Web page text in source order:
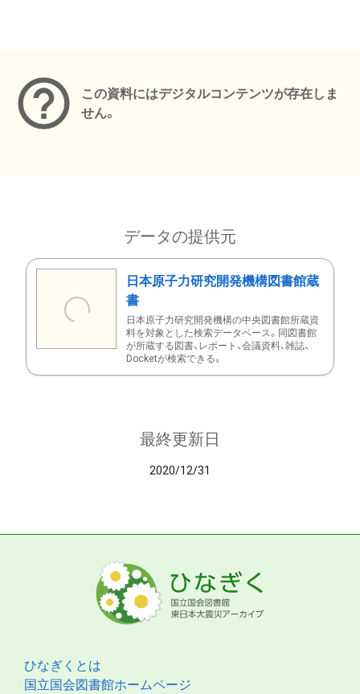
この資料にはデジタルコンテンツが存在しま
せん。
データの提供元
日本原子力研究開発機構図書館蔵
書
日本原子力研究開発機構の中央図書館所蔵資
料を対象とした検索データベース。同図書館
が所蔵する図書、レポート、会議資料、雑誌、
Docketが検索できる。
最終更新日
2020/12/31
ひなぎくとは
国立国会図書館ホームページ